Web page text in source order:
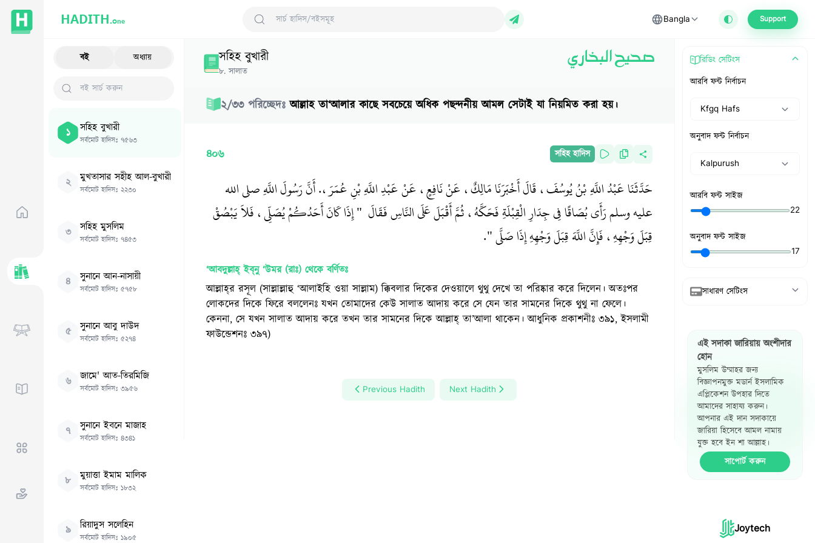
HADITH.One Search Hadith/Books Bangla Support
বই অধ্যায়
১ সহিহ বুখারী
সর্বমোট হাদিসঃ ৭৫৬৩
২ মুখতাসার সহীহ আল-বুখারী
সর্বমোট হাদিসঃ ২২৩০
৩ সহিহ মুসলিম
সর্বমোট হাদিসঃ ৭৪৫৩
৪ সুনানে আন-নাসায়ী
সর্বমোট হাদিসঃ ৫৭৫৮
৫ সুনানে আবু দাউদ
সর্বমোট হাদিসঃ ৫২৭৪
৬ জামে' আত-তিরমিজি
সর্বমোট হাদিসঃ ৩৯৫৬
৭ সুনানে ইবনে মাজাহ
সর্বমোট হাদিসঃ ৪৩৪১
৮ মুয়াত্তা ইমাম মালিক
সর্বমোট হাদিসঃ ১৮৩২
৯ রিয়াদুস সলেহিন
সর্বমোট হাদিসঃ ১৯০৫
সহিহ বুখারী
৮.সালাত
صحيح البخاري
২/৩৩ পরিচ্ছেদঃ আল্লাহ তা‘আলার কাছে সবচেয়ে অধিক পছন্দনীয় আমল সেটাই যা নিয়মিত করা হয়।
৪০৬ সহিহ হাদিস
حَدَّثَنَا عَبْدُ اللَّهِ بْنُ يُوسُفَ، قَالَ أَخْبَرَنَا مَالِكٌ، عَنْ نَافِعٍ، عَنْ عَبْدِ اللَّهِ بْنِ عُمَرَ،‏.‏ أَنَّ رَسُولَ اللَّهِ صلى الله
عليه وسلم رَأَى بُصَاقًا فِي جِدَارِ الْقِبْلَةِ فَحَكَّهُ، ثُمَّ أَقْبَلَ عَلَى النَّاسِ فَقَالَ ‏ "‏ إِذَا كَانَ أَحَدُكُمْ يُصَلِّي، فَلاَ يَبْصُقْ
قِبَلَ وَجْهِهِ، فَإِنَّ اللَّهَ قِبَلَ وَجْهِهِ إِذَا صَلَّى ‏"‏‏.‏
‘আবদুল্লাহ্‌ ইব্‌নু ‘উমর (রাঃ) থেকে বর্ণিতঃ
আল্লাহ্‌র রসূল (সাল্লাল্লাহু ‘আলাইহি ওয়া সাল্লাম) ক্কিবলার দিকের দেওয়ালে থুথু দেখে তা পরিষ্কার করে দিলেন। অতঃপর
লোকদের দিকে ফিরে বললেনঃ যখন তোমাদের কেউ সালাত আদায় করে সে যেন তার সামনের দিকে থুথু না ফেলে।
কেননা, সে যখন সালাত আদায় করে তখন তার সামনের দিকে আল্লাহ্‌ তা’আলা থাকেন। আধুনিক প্রকাশনীঃ ৩৯১, ইসলামী
ফাউন্ডেশনঃ ৩৯৭)
Previous Hadith Next Hadith
রিডিং সেটিংস
আরবি ফন্ট নির্বাচন
Kfgq Hafs
অনুবাদ ফন্ট নির্বাচন
Kalpurush
আরবি ফন্ট সাইজ
22
অনুবাদ ফন্ট সাইজ
17
সাধারণ সেটিংস
অনুবাদ দেখান
রেফারেন্স দেখান
হাদিস পাশাপাশি
দেখান
এই সদাকা জারিয়ায় অংশীদার
হোন
মুসলিম উম্মাহর জন্য
বিজ্ঞাপনমুক্ত মডার্ন ইসলামিক
এপ্লিকেশন উপহার দিতে
আমাদের সাহায্য করুন।
আপনার এই দান সদাকায়ে
জারিয়া হিসেবে আমল নামায়
যুক্ত হবে ইন শা আল্লাহ।
সাপোর্ট করুন
Joytech